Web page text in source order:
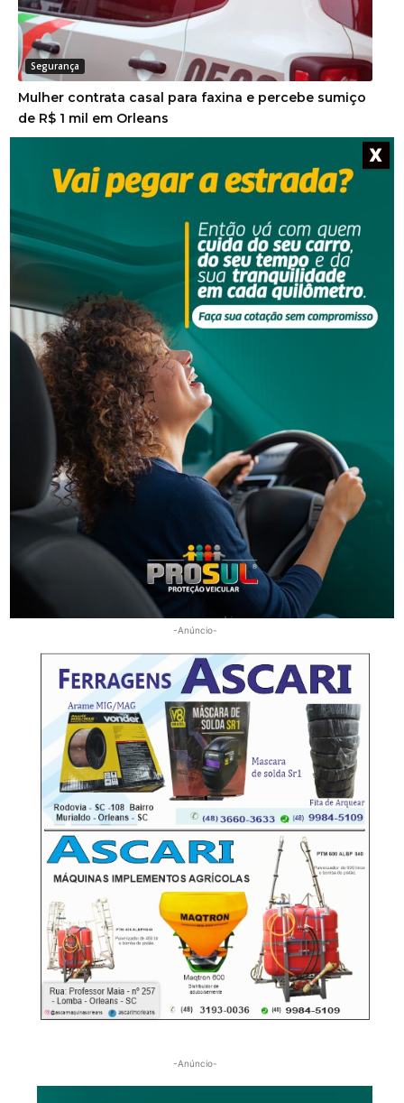
Segurança
Mulher contrata casal para faxina e percebe sumiço
de R$ 1 mil em Orleans
Segurança
Justiça condena dupla por golpe da falsa
adolescente e manda devolver R$ 20 mil
Homem é preso por descumprir medida protetiva
em Urussanga
-Anúncio-
-Anúncio-
X